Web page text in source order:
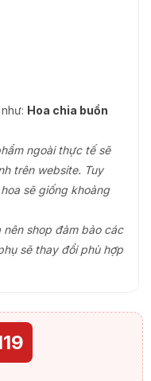
Hoa chia buồn
ngoài thực tế sẽ
trên website. Tuy
sẽ giống khoảng
shop đảm bảo các
sẽ thay đổi phù hợp